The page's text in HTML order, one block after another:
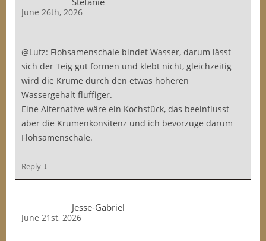
June 26th, 2026
@Lutz: Flohsamenschale bindet Wasser, darum lässt
sich der Teig gut formen und klebt nicht, gleichzeitig
wird die Krume durch den etwas höheren
Wassergehalt fluffiger.
Eine Alternative wäre ein Kochstück, das beeinflusst
aber die Krumenkonsitenz und ich bevorzuge darum
Flohsamenschale.
Reply ↓
Jesse-Gabriel
June 21st, 2026